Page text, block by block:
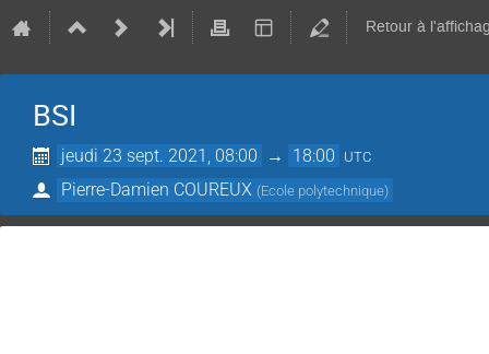
Retour à
BSI
jeudi 23 sept. 2021, 08:00 → 18:00 UTC
Pierre-Damien COUREUX (Ecole polytechnique)